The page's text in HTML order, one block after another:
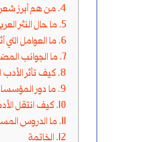
من هم أبرز
ما حال النثر
ما العوامل
ما الجوانب
كيف تأثر الأدب
ما دور
كيف انتقل
ما الدروس
الخاتمة